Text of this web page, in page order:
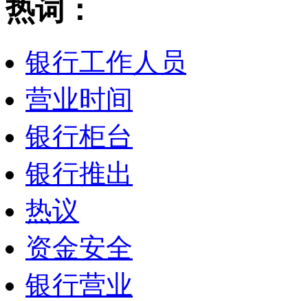
热词：
银行工作人员
营业时间
银行柜台
银行推出
热议
资金安全
银行营业